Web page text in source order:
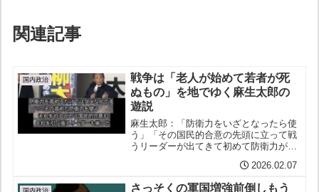
関連記事
国内政治
戦争は「老人が始めて若者が死
ぬもの」を地でゆく麻生太郎の
遊説
麻生太郎：「防衛力をいざとなったら使
う」「その国民的合意の先頭に立って戦
うリーダーが出てきて初めて防衛力が高
「それをやる国民的合意も、それを引っ
張るリーダーも揃った」（選挙で大勝し
2026.02.07
国内政治
さっそくの軍国増強前倒しもう